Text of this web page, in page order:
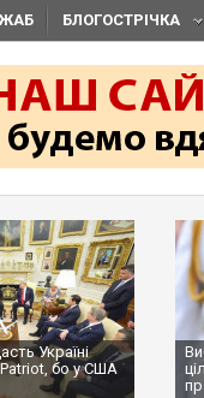
БЛОГОСТРІЧКА
Україні
бо у США